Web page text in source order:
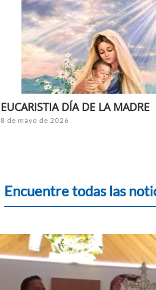
EUCARISTIA DÍA DE LA MADRE
8 de mayo de 2026
Encuentre todas las